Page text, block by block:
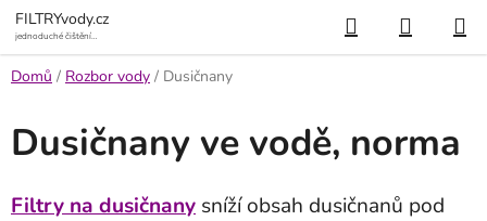
Přejít
na
obsah
FILTRYvody.cz
jednoduché čištění
Hledat
KOŠÍK
Domů / Rozbor vody / Dusičnany
Dusičnany ve vodě, norma
Filtry na dusičnany sníží obsah dusičnanů pod